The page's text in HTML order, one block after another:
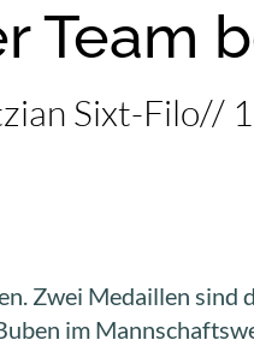
Team
Sixt-Filo//
Zwei Medaillen sind
im